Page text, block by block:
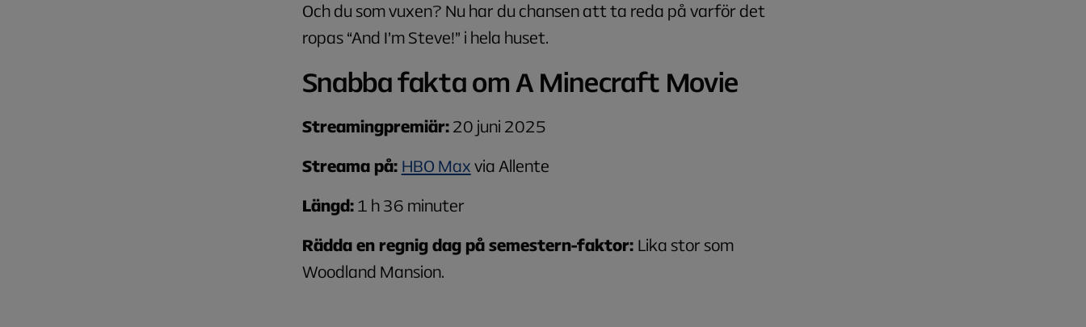
Och du som vuxen? Nu har du chansen att ta reda på varför det
ropas “And I’m Steve!” i hela huset.
Snabba fakta om A Minecraft Movie
Streamingpremiär:20 juni 2025
Streama på: HBO Max via Allente
Längd:1 h 36 minuter
Rädda en regnig dag på semestern-faktor: Lika stor som
Woodland Mansion.